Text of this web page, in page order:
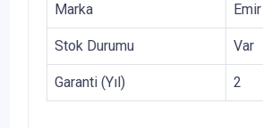
Marka Emir
Stok Durumu Var
Garanti (Yıl) 2